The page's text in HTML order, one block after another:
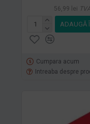
56,99 lei
ADAUGĂ
Cumpara acum
Intreaba despre